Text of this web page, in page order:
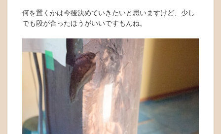
何を置くかは今後決めていきたいと思いますけど、少し
でも段が合ったほうがいいですもんね。